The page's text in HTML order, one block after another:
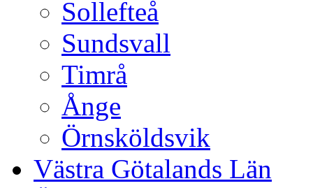
Sollefteå
Sundsvall
Timrå
Ånge
Örnsköldsvik
Västra Götalands Län